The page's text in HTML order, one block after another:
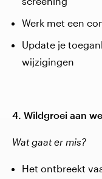
Werk met een
Update je
wijzigingen
4. Wildgroei aan
Wat gaat er mis?
Het ontbreekt